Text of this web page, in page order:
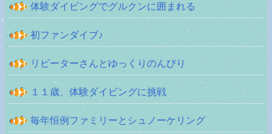
体験ダイビングでグルクンに囲まれる
初ファンダイブ♪
リピーターさんとゆっくりのんびり
１１歳、体験ダイビングに挑戦
毎年恒例ファミリーとシュノーケリング